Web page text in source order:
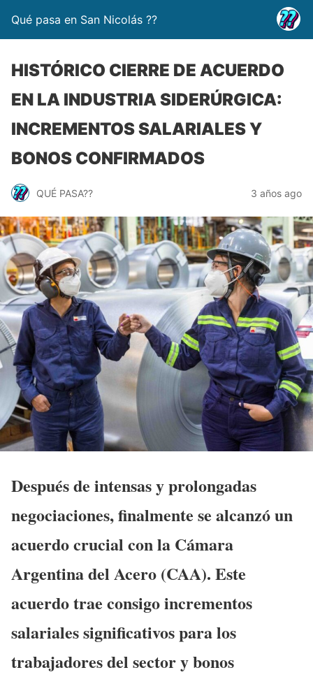
Qué pasa en San Nicolás ??
HISTÓRICO CIERRE DE ACUERDO
EN LA INDUSTRIA SIDERÚRGICA:
INCREMENTOS SALARIALES Y
BONOS CONFIRMADOS
QUÉ PASA?? 3 años ago
Después de intensas y prolongadas
negociaciones, finalmente se alcanzó un
acuerdo crucial con la Cámara
Argentina del Acero (CAA). Este
acuerdo trae consigo incrementos
salariales significativos para los
trabajadores del sector y bonos